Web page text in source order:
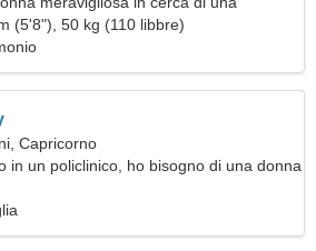
d'amore
(5'8"), 50 kg (110 libbre)
Capricorno
in un policlinico, ho bisogno di una donna